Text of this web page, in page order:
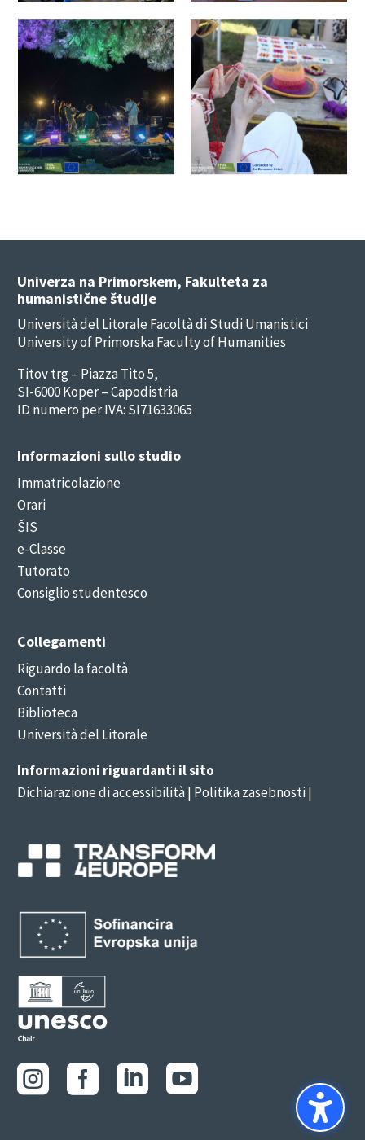
Univerza na Primorskem, Fakulteta za
humanistične študije
Università del Litorale Facoltà di Studi Umanistici
University of Primorska Faculty of Humanities
Titov trg – Piazza Tito 5,
SI-6000 Koper – Capodistria
ID numero per IVA: SI71633065
Informazioni sullo studio
Immatricolazione
Orari
ŠIS
e-Classe
Tutorato
Consiglio studentesco
Collegamenti
Riguardo la facoltà
Contatti
Biblioteca
Università del Litorale
Informazioni riguardanti il sito
Dichiarazione di accessibilità| Politika zasebnosti |
   